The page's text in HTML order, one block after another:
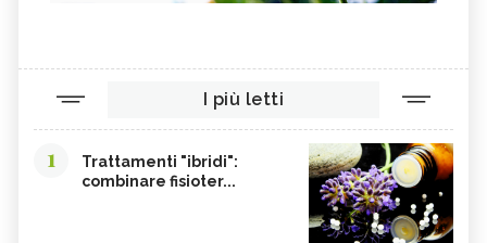
I più letti
1
Trattamenti "ibridi":
combinare fisioter...